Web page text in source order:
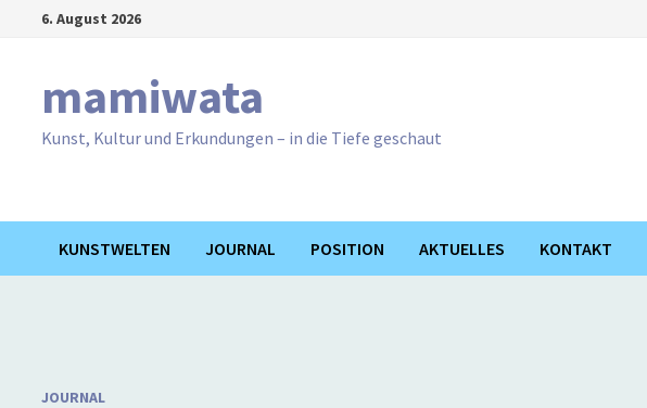
6. August 2026
mamiwata
Kunst, Kultur und Erkundungen – in die Tiefe geschaut
KUNSTWELTEN JOURNAL POSITION AKTUELLES KONTAKT
JOURNAL